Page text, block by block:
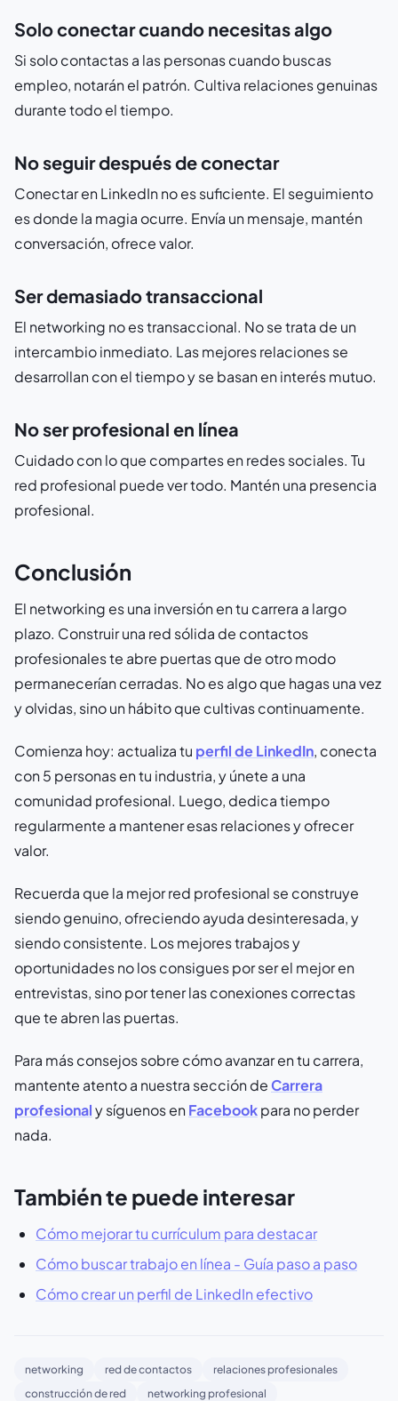
Solo conectar cuando necesitas algo
Si solo contactas a las personas cuando buscas
empleo, notarán el patrón. Cultiva relaciones genuinas
durante todo el tiempo.
No seguir después de conectar
Conectar en LinkedIn no es suficiente. El seguimiento
es donde la magia ocurre. Envía un mensaje, mantén
conversación, ofrece valor.
Ser demasiado transaccional
El networking no es transaccional. No se trata de un
intercambio inmediato. Las mejores relaciones se
desarrollan con el tiempo y se basan en interés mutuo.
No ser profesional en línea
Cuidado con lo que compartes en redes sociales. Tu
red profesional puede ver todo. Mantén una presencia
profesional.
Conclusión
El networking es una inversión en tu carrera a largo
plazo. Construir una red sólida de contactos
profesionales te abre puertas que de otro modo
permanecerían cerradas. No es algo que hagas una vez
y olvidas, sino un hábito que cultivas continuamente.
Comienza hoy: actualiza tu perfil de LinkedIn, conecta
con 5 personas en tu industria, y únete a una
comunidad profesional. Luego, dedica tiempo
regularmente a mantener esas relaciones y ofrecer
valor.
Recuerda que la mejor red profesional se construye
siendo genuino, ofreciendo ayuda desinteresada, y
siendo consistente. Los mejores trabajos y
oportunidades no los consigues por ser el mejor en
entrevistas, sino por tener las conexiones correctas
que te abren las puertas.
Para más consejos sobre cómo avanzar en tu carrera,
mantente atento a nuestra sección deCarrera
profesionaly síguenos enFacebookpara no perder
nada.
También te puede interesar
Cómo mejorar tu currículum para destacar
Cómo buscar trabajo en línea - Guía paso a paso
Cómo crear un perfil de LinkedIn efectivo
networking red de contactos
relaciones profesionales
construcción de red
networking profesional